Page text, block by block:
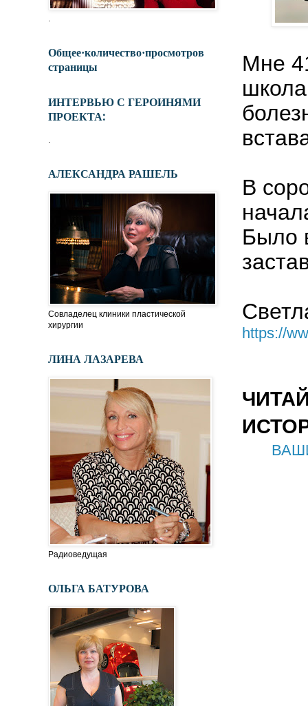
Мне
В
Было
https://
.
Общее·количество·просмотров
страницы
ИНТЕРВЬЮ С ГЕРОИНЯМИ
ПРОЕКТА:
.
АЛЕКСАНДРА РАШЕЛЬ
Совладелец клиники пластической
хирургии
ЛИНА ЛАЗАРЕВА
Радиоведущая
ОЛЬГА БАТУРОВА